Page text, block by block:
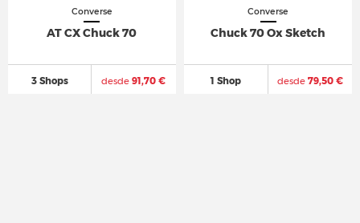
Converse
AT CX Chuck 70
3 Shops desde 91,70 €
Converse
Chuck 70 Ox Sketch
1 Shop desde79,50 €